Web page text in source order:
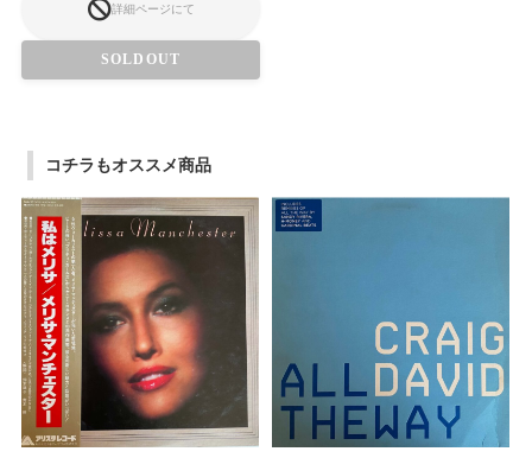
詳細ページにて
SOLDOUT
コチラもオススメ商品